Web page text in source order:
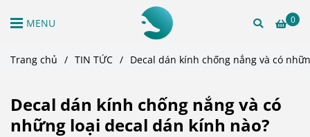
0
MENU
Trang chủ / TIN TỨC / Decal dán kính chống nắng và có
Decal dán kính chống nắng và có
những loại decal dán kính nào?